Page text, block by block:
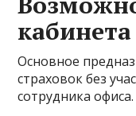
кабинета
Основное
страховок без
сотрудника офиса.